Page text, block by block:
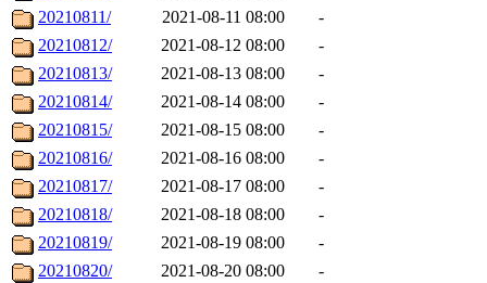
20210811/
2021-08-11 08:00
-
20210812/
2021-08-12 08:00
-
20210813/
2021-08-13 08:00
-
20210814/
2021-08-14 08:00
-
20210815/
2021-08-15 08:00
-
20210816/
2021-08-16 08:00
-
20210817/
2021-08-17 08:00
-
20210818/
2021-08-18 08:00
-
20210819/
2021-08-19 08:00
-
20210820/
2021-08-20 08:00
-